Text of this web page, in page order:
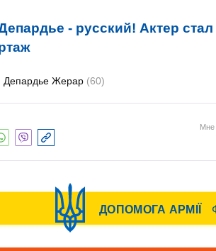
- русский! Актер
Депардье Жерар (60)
Мне